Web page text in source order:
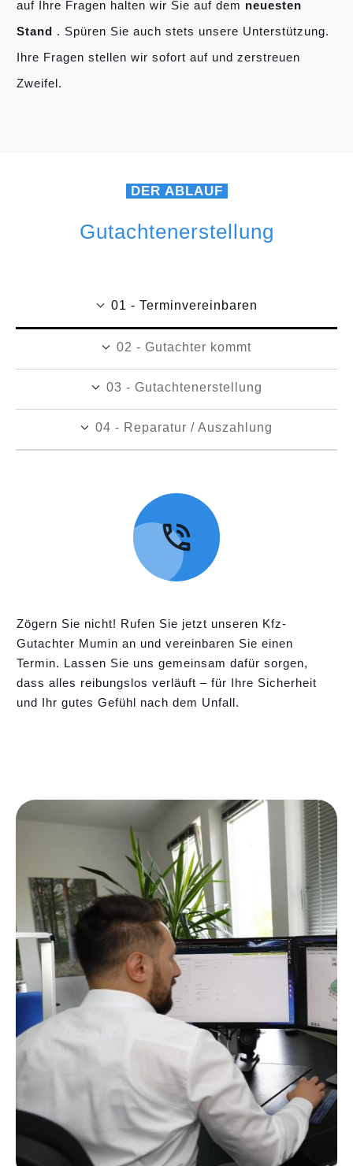
auf Ihre Fragen halten wir Sie auf dem neuesten
Stand . Spüren Sie auch stets unsere Unterstützung.
Ihre Fragen stellen wir sofort auf und zerstreuen
Zweifel.
DER ABLAUF
Gutachtenerstellung
01 - Terminvereinbaren
02 - Gutachter kommt
03 - Gutachtenerstellung
04 - Reparatur / Auszahlung
Zögern Sie nicht! Rufen Sie jetzt unseren Kfz-
Gutachter Mumin an und vereinbaren Sie einen
Termin. Lassen Sie uns gemeinsam dafür sorgen,
dass alles reibungslos verläuft – für Ihre Sicherheit
und Ihr gutes Gefühl nach dem Unfall.